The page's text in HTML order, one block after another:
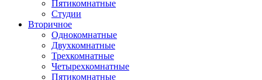
Пятикомнатные
Студии
Вторичное
Однокомнатные
Двухкомнатные
Трехкомнатные
Четырехкомнатные
Пятикомнатные